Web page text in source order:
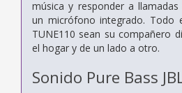
música y responder a
un micrófono integrado. Todo
TUNE110 sean su compañero
el hogar y de un lado a otro.
Sonido Pure Bass